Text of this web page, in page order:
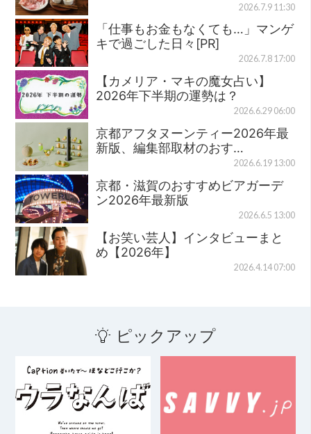
2026.7.9 11:30
「仕事もお金もなくても…」マンゲ
キで過ごした日々[PR]
2026.7.8 17:00
【カメリア・マキの魔女占い】
2026年下半期の運勢は？
2026.6.29 06:00
京都アフタヌーンティー2026年最
新版、編集部取材のおす…
2026.6.19 13:00
京都・滋賀のおすすめビアガーデ
ン2026年最新版
2026.6.5 13:00
【お笑い芸人】インタビューまと
め【2026年】
2026.4.14 07:00
ピックアップ